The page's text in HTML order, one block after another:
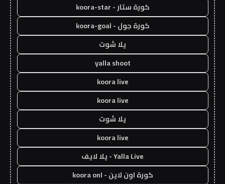
كورة ستار - koora-star
كورة جول - koora-goal
يلا شوت
yalla shoot
koora live
koora live
يلا شوت
koora live
Yalla Live - يلا لايف
كورة اون لاين - koora onl